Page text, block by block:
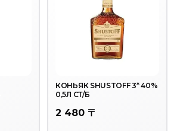
КОНЬЯК SHUSTOFF 3* 40%
0,5Л СТ/Б
2 480 〒